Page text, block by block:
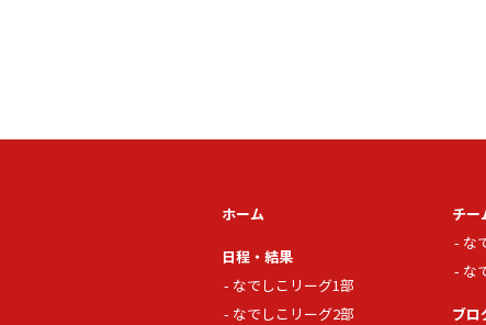
ホーム
日程・結果
なでしこリーグ1部
なでしこリーグ2部
チー
な
な
ブロ